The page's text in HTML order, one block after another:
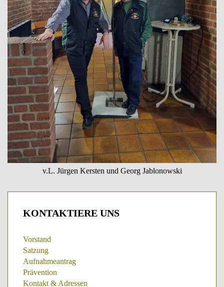
v.L. Jürgen Kersten und Georg Jablonowski
KONTAKTIERE UNS
Vorstand
Satzung
Aufnahmeantrag
Prävention
Kontakt & Adressen